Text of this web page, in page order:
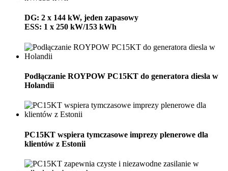
DG: 2 x 144 kW, jeden zapasowy
ESS: 1 x 250 kW/153 kWh
Podłączanie ROYPOW PC15KT do generatora diesla w
Holandii
PC15KT wspiera tymczasowe imprezy plenerowe dla
klientów z Estonii